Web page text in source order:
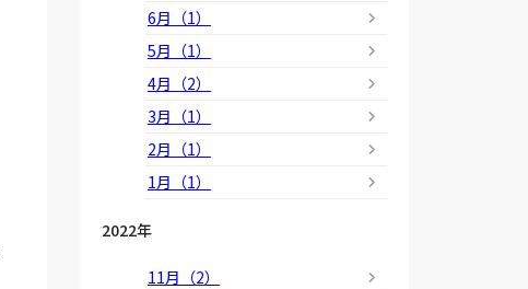
6月（1）
5月（1）
4月（2）
3月（1）
2月（1）
1月（1）
2022年
11月（2）